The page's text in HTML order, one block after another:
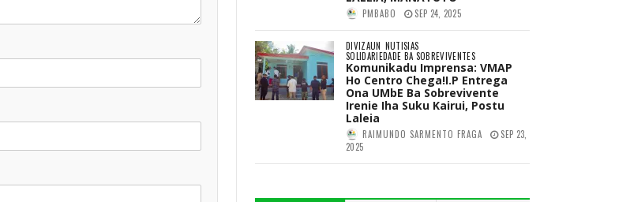
PMBABO SEP 24, 2025
DIVIZAUN NUTISIAS
SOLIDARIEDADE BA SOBREVIVENTES
Komunikadu Imprensa: VMAP
Ho Centro Chega!I.P Entrega
Ona UMbE Ba Sobrevivente
Irenie Iha Suku Kairui, Postu
Laleia
RAIMUNDO SARMENTO FRAGA
SEP 23,
2025